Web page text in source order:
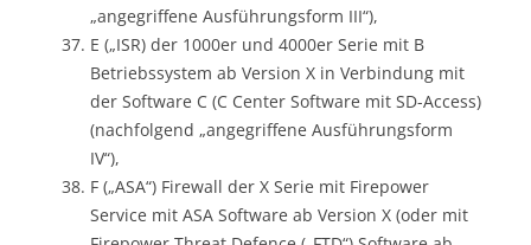
„angegriffene Ausführungsform III“),
E („ISR) der 1000er und 4000er Serie mit B
Betriebssystem ab Version X in Verbindung mit
der Software C (C Center Software mit SD-Access)
(nachfolgend „angegriffene Ausführungsform
IV“),
F („ASA“) Firewall der X Serie mit Firepower
Service mit ASA Software ab Version X (oder mit